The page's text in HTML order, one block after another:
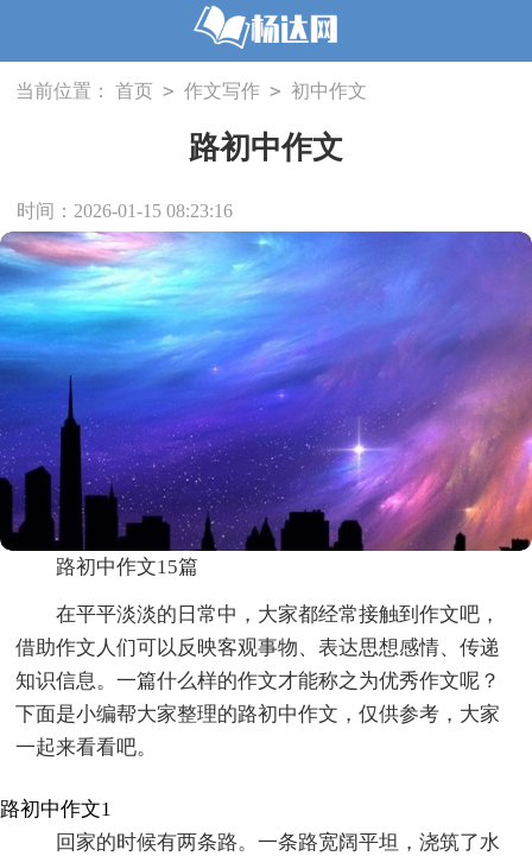
当前位置： 首页 > 作文写作 > 初中作文
路初中作文
时间：2026-01-15 08:23:16
路初中作文15篇
在平平淡淡的日常中，大家都经常接触到作文吧，
借助作文人们可以反映客观事物、表达思想感情、传递
知识信息。一篇什么样的作文才能称之为优秀作文呢？
下面是小编帮大家整理的路初中作文，仅供参考，大家
一起来看看吧。
路初中作文1
回家的时候有两条路。一条路宽阔平坦，浇筑了水